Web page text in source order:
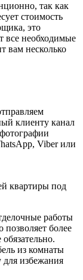
так как
стоимость
это
все необходимые
вам несколько
клиенту канал
Viber или
квартиры под
работы
более
из комнаты
для избежания